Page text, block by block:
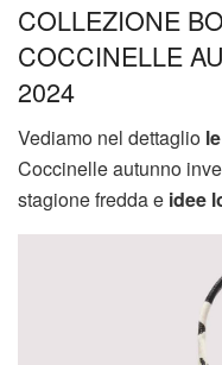
COLLEZIONE
COCCINELLE
2024
Vediamo nel dettaglio
Coccinelle autunno
stagione fredda e idee